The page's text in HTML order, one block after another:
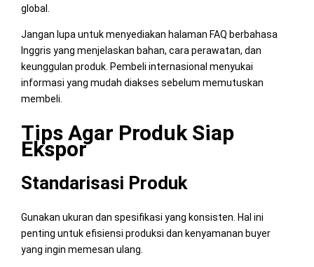
global.
Jangan lupa untuk menyediakan halaman FAQ berbahasa
Inggris yang menjelaskan bahan, cara perawatan, dan
keunggulan produk. Pembeli internasional menyukai
informasi yang mudah diakses sebelum memutuskan
membeli.
Tips Agar Produk Siap
Ekspor
Standarisasi Produk
Gunakan ukuran dan spesifikasi yang konsisten. Hal ini
penting untuk efisiensi produksi dan kenyamanan buyer
yang ingin memesan ulang.